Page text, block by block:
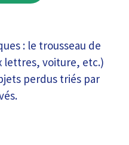
: le trousseau de
lettres, voiture, etc.)
perdus triés par